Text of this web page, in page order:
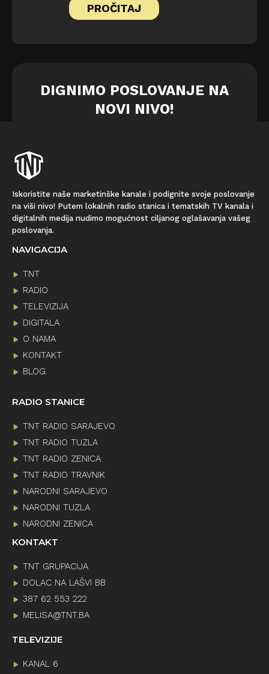
PROČITAJ
DIGNIMO POSLOVANJE NA
NOVI NIVO!
Iskoristite naše marketinške kanale i podignite svoje poslovanje
na viši nivo! Putem lokalnih radio stanica i tematskih TV kanala i
digitalnih medija nudimo mogućnost ciljanog oglašavanja vašeg
poslovanja.
NAVIGACIJA
TNT
RADIO
TELEVIZIJA
DIGITALA
O NAMA
KONTAKT
BLOG
RADIO STANICE
TNT RADIO SARAJEVO
TNT RADIO TUZLA
TNT RADIO ZENICA
TNT RADIO TRAVNIK
NARODNI SARAJEVO
NARODNI TUZLA
NARODNI ZENICA
KONTAKT
TNT GRUPACIJA
DOLAC NA LAŠVI BB
387 62 553 222
MELISA@TNT.BA
TELEVIZIJE
KANAL 6